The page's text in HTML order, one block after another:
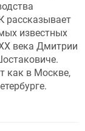
рассказывает
известных
века Дмитрии
как в Москве,